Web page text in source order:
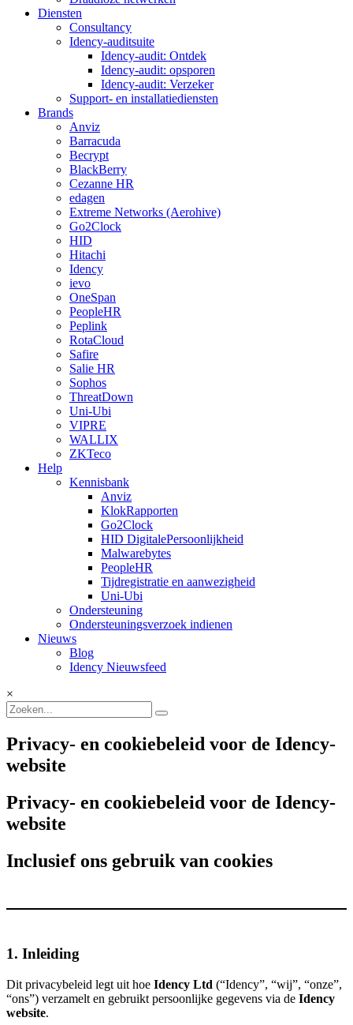
Diensten
Consultancy
Idency-auditsuite
Idency-audit: Ontdek
Idency-audit: opsporen
Idency-audit: Verzeker
Support- en installatiediensten
Brands
Anviz
Barracuda
Becrypt
BlackBerry
Cezanne HR
edagen
Extreme Networks (Aerohive)
Go2Clock
HID
Hitachi
Idency
ievo
OneSpan
PeopleHR
Peplink
RotaCloud
Safire
Salie HR
Sophos
ThreatDown
Uni-Ubi
VIPRE
WALLIX
ZKTeco
Help
Kennisbank
Anviz
KlokRapporten
Go2Clock
HID DigitalePersoonlijkheid
Malwarebytes
PeopleHR
Tijdregistratie en aanwezigheid
Uni-Ubi
Ondersteuning
Ondersteuningsverzoek indienen
Nieuws
Blog
Idency Nieuwsfeed
×
Privacy- en cookiebeleid voor de Idency-
website
Privacy- en cookiebeleid voor de Idency-
website
Inclusief ons gebruik van cookies
1. Inleiding
Dit privacybeleid legt uit hoe Idency Ltd (“Idency”, “wij”, “onze”,
“ons”) verzamelt en gebruikt persoonlijke gegevens via de Idency
website.